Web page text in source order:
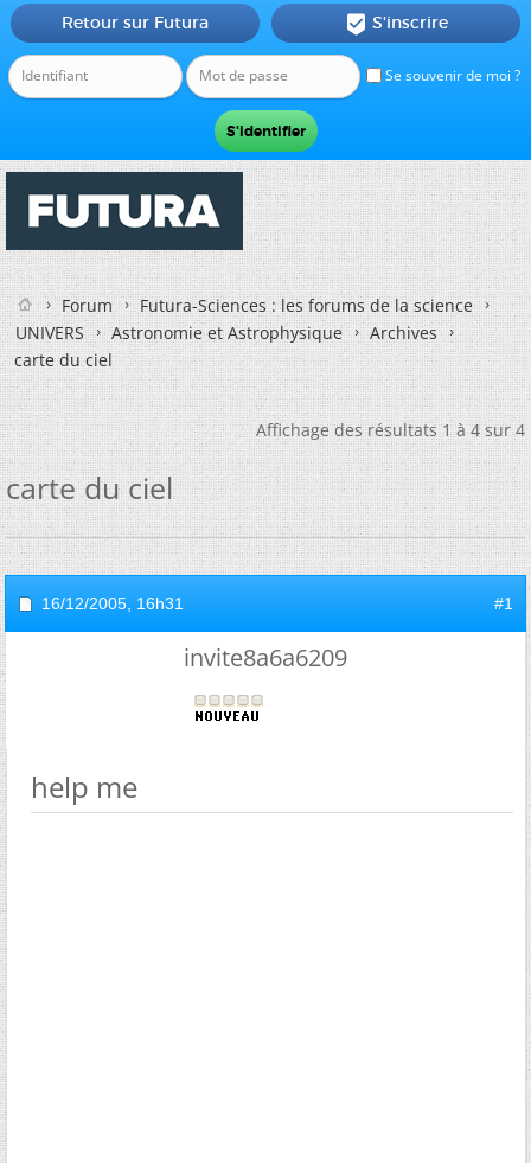
Se souvenir de moi ?
Retour sur Futura  S'inscrire
Forum
Futura-Sciences : les forums de la science
UNIVERS
Astronomie et Astrophysique
Archives
carte du ciel
Affichage des résultats 1 à 4 sur 4
carte du ciel
16/12/2005, 16h31 #1
invite8a6a6209
help me